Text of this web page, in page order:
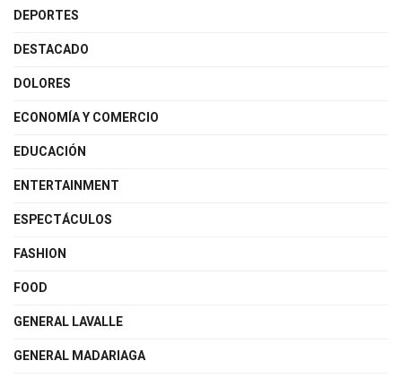
DEPORTES
DESTACADO
DOLORES
ECONOMÍA Y COMERCIO
EDUCACIÓN
ENTERTAINMENT
ESPECTÁCULOS
FASHION
FOOD
GENERAL LAVALLE
GENERAL MADARIAGA